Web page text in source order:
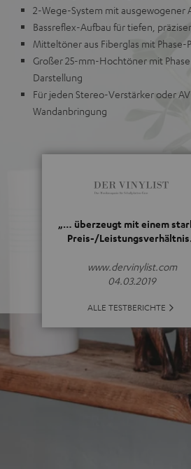
2-Wege-System mit ausgewogener
Bassreflex-Aufbau für tiefen,
Mitteltöner aus Fiberglas mit
Großer 25-mm-Hochtöner mit
Darstellung
Für jeden Stereo-Verstärker oder
Wandanbringung
„… überzeugt mit einem
Preis-/
www.dervinylist.com
04.03.2019
ALLE TESTBERICHTE